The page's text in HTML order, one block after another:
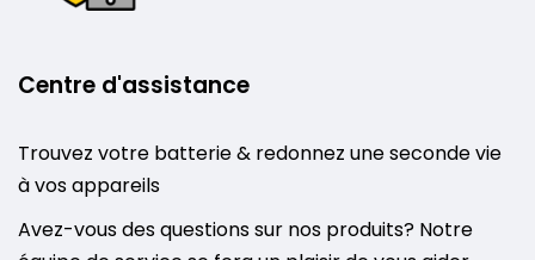
Centre d'assistance
Trouvez votre batterie & redonnez une seconde vie
à vos appareils
Avez-vous des questions sur nos produits? Notre